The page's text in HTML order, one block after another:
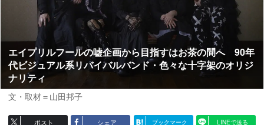
エイプリルフールの嘘企画から目指すはお茶の間へ 90年
代ビジュアル系リバイバルバンド・色々な十字架のオリジ
ナリティ
文・取材＝山田邦子
ポスト シェア ブックマーク LINEで送る